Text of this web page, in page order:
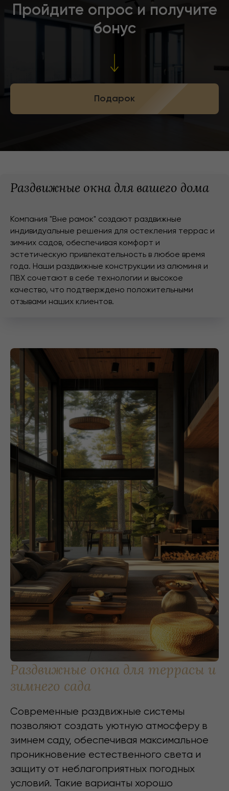
Пройдите опрос и получите
бонус
Подарок
Раздвижные окна для вашего дома
Компания "Вне рамок" создают раздвижные
индивидуальные решения для остекления террас и
зимних садов, обеспечивая комфорт и
эстетическую привлекательность в любое время
года. Наши раздвижные конструкции из алюминя и
ПВХ сочетают в себе технологии и высокое
качество, что подтверждено положительными
отзывами наших клиентов.
Раздвижные окна для террасы и
зимнего сада
Современные раздвижные системы
позволяют создать уютную атмосферу в
зимнем саду, обеспечивая максимальное
проникновение естественного света и
защиту от неблагоприятных погодных
условий. Такие варианты хорошо